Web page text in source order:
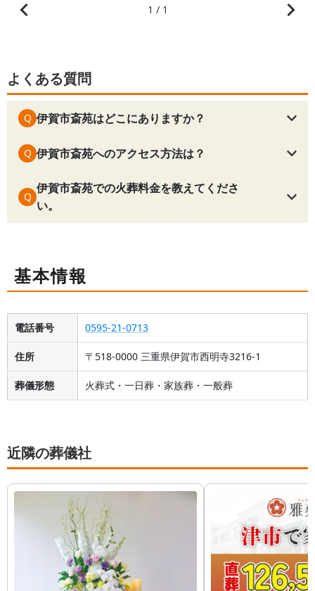
1 / 1
よくある質問
Q 伊賀市斎苑はどこにありますか？
Q 伊賀市斎苑へのアクセス方法は？
Q
伊賀市斎苑での火葬料金を教えてくださ
い。
基本情報
電話番号 0595-21-0713
住所 〒518-0000 三重県伊賀市西明寺3216-1
葬儀形態 火葬式・一日葬・家族葬・一般葬
近隣の葬儀社